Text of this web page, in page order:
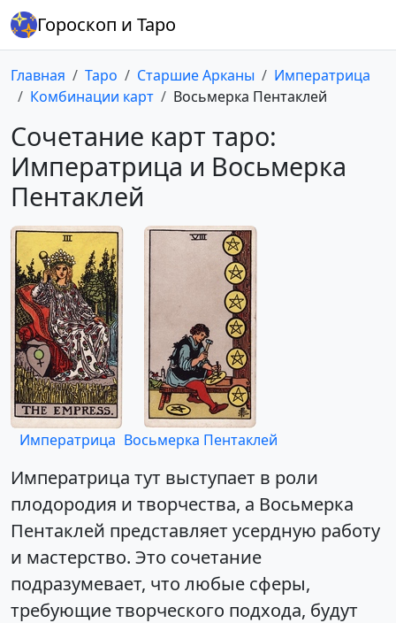
Гороскоп и Таро
Главная Таро Старшие Арканы
Императрица
Комбинации карт
Восьмерка Пентаклей
Сочетание карт таро:
Императрица и Восьмерка
Пентаклей
Императрица Восьмерка Пентаклей
Императрица тут выступает в роли
плодородия и творчества, а Восьмерка
Пентаклей представляет усердную работу
и мастерство. Это сочетание
подразумевает, что любые сферы,
требующие творческого подхода, будут